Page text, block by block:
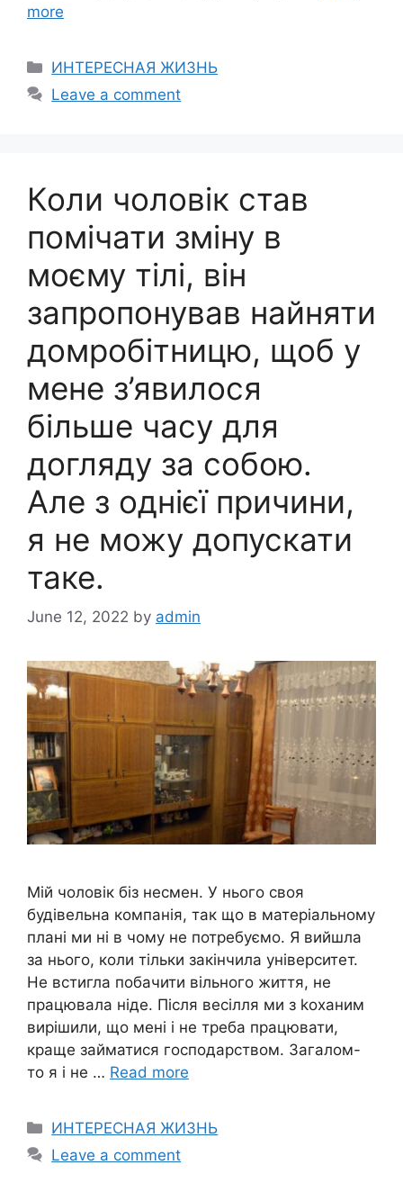
more
Categories
ИНТЕРЕСНАЯ ЖИЗНЬ
Leave a comment
Коли чоловік став
помічати зміну в
моєму тілі, він
запропонував найняти
домробітницю, щоб у
мене з’явилося
більше часу для
догляду за собою.
Але з однієї причини,
я не можу допускати
таке.
June 12, 2022 by admin
Мій чоловік біз несмен. У нього своя
будівельна компанія, так що в матеріальному
плані ми ні в чому не потребуємо. Я вийшла
за нього, коли тільки закінчила університет.
Не встигла побачити вільного життя, не
працювала ніде. Після весілля ми з kоханим
вирішили, що мені і не треба працювати,
краще займатися господарством. Загалом-
то я і не … Read more
Categories
ИНТЕРЕСНАЯ ЖИЗНЬ
Leave a comment